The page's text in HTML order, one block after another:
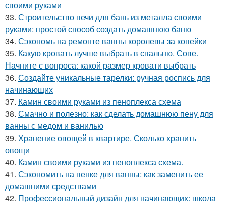
своими руками
33. Строительство печи для бань из металла своими
руками: простой способ создать домашнюю баню
34. Сэкономь на ремонте ванны королевы за копейки
35. Какую кровать лучше выбрать в спальню. Сове.
Начните с вопроса: какой размер кровати выбрать
36. Создайте уникальные тарелки: ручная роспись для
начинающих
37. Камин своими руками из пеноплекса схема
38. Смачно и полезно: как сделать домашнюю пену для
ванны с медом и ванилью
39. Хранение овощей в квартире. Сколько хранить
овощи
40. Камин своими руками из пеноплекса схема.
41. Сэкономить на пенке для ванны: как заменить ее
домашними средствами
42. Профессиональный дизайн для начинающих: школа